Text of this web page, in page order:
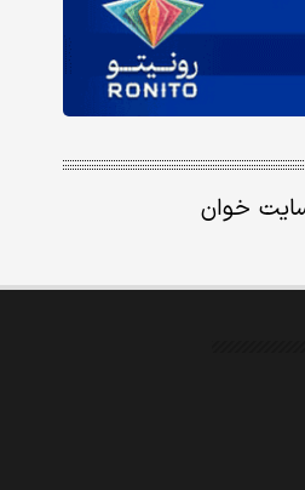
خوان